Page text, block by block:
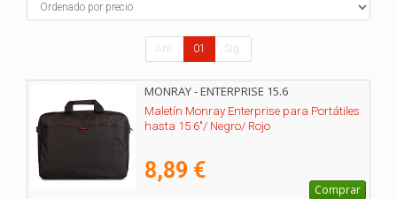
Ant. 01 Sig.
MONRAY - ENTERPRISE 15.6
Maletín Monray Enterprise para Portátiles
hasta 15.6"/ Negro/ Rojo
8,89 €
Comprar